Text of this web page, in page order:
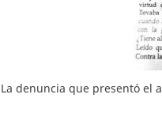
La denuncia que presentó el